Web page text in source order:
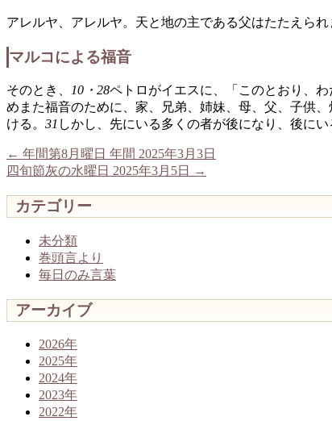
アレルヤ、アレルヤ。天と地の主である父はたたえら
マルコによる福音
そのとき、 10・28ペトロがイエスに、「このとおり、
めまた福音のために、家、兄弟、姉妹、母、父、子供、
ける。 31 しかし、先にいる多くの者が後になり、後にい
← 年間第8月曜日 年間 2025年3月3日
四旬節灰の水曜日 2025年3月5日
→
カテゴリー
未分類
巻頭言より
毎日のみ言葉
アーカイブ
2026年
2025年
2024年
2023年
2022年